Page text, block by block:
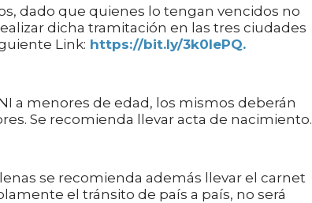
dado que quienes lo tengan vencidos no
dicha tramitación en las tres ciudades
Link: https://bit.ly/3k0IePQ.
a menores de edad, los mismos deberán
Se recomienda llevar acta de nacimiento.
se recomienda además llevar el carnet
el tránsito de país a país, no será